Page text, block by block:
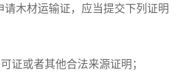
材运输证，应当提交下列证明
或者其他合法来源证明；